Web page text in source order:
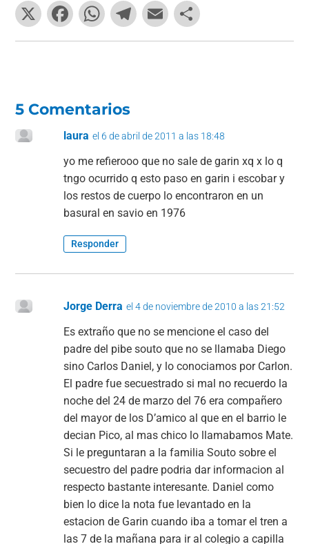
X
F
a
b
o
k
W
h
A
p
p
T
el
E
m o
5 Comentarios
laura el 6 de abril de 2011 a las 18:48
yo me refierooo que no sale de garin xq x lo q
tngo ocurrido q esto paso en garin i escobar y
los restos de cuerpo lo encontraron en un
basural en savio en 1976
Responder
Jorge Derra el 4 de noviembre de 2010 a las 21:52
Es extraño que no se mencione el caso del
padre del pibe souto que no se llamaba Diego
sino Carlos Daniel, y lo conociamos por Carlon.
El padre fue secuestrado si mal no recuerdo la
noche del 24 de marzo del 76 era compañero
del mayor de los D’amico al que en el barrio le
decian Pico, al mas chico lo llamabamos Mate.
Si le preguntaran a la familia Souto sobre el
secuestro del padre podria dar informacion al
respecto bastante interesante. Daniel como
bien lo dice la nota fue levantado en la
estacion de Garin cuando iba a tomar el tren a
las 7 de la mañana para ir al colegio a capilla